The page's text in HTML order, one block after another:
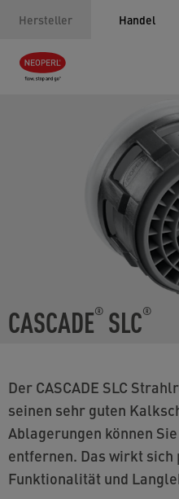
Hersteller Handel
CASCADE® SLC®
Der CASCADE SLC Strahlregler überzeugt durch
seinen sehr guten
Ablagerungen können
entfernen. Das wirkt sich
Funktionalität und